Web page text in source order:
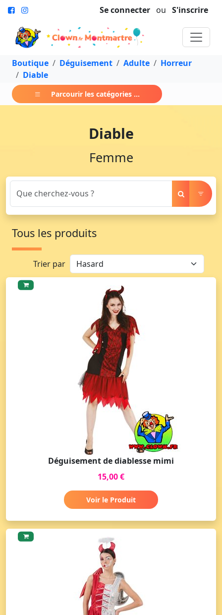
Se connecter ou S'inscrire
Boutique Déguisement Adulte
Horreur
Diable
Parcourir les catégories ...
Diable
Femme
Tous les produits
Trier par
Déguisement de diablesse mimi
15,00 €
Voir le Produit